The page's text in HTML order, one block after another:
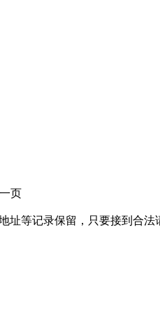
页
等记录保留，只要接到合法